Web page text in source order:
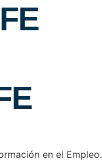
en el Empleo.